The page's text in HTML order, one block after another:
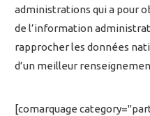
administrations qui a pour
de l’information
rapprocher les données
d’un meilleur
[comarquage